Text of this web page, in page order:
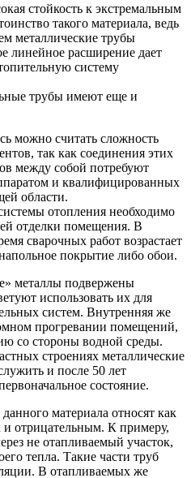
стойкость к экстремальным
такого материала, ведь
металлические трубы
линейное расширение дает
систему
трубы имеют еще и
можно считать сложность
так как соединения этих
между собой потребуют
и квалифицированных
области.
отопления необходимо
отделки помещения. В
сварочных работ возрастает
покрытие либо обои.
металлы подвержены
использовать их для
систем. Внутренняя же
прогревании помещений,
со стороны водной среды.
строениях металлические
и после 50 лет
состояние.
материала относят как
отрицательным. К примеру,
не отапливаемый участок,
тепла. Такие части труб
В отапливаемых же